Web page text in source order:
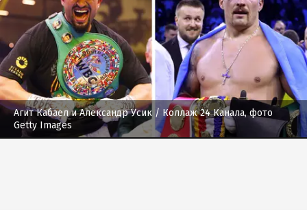
Агит Кабаел и Александр Усик / Коллаж 24 Канала, фото
Getty Images